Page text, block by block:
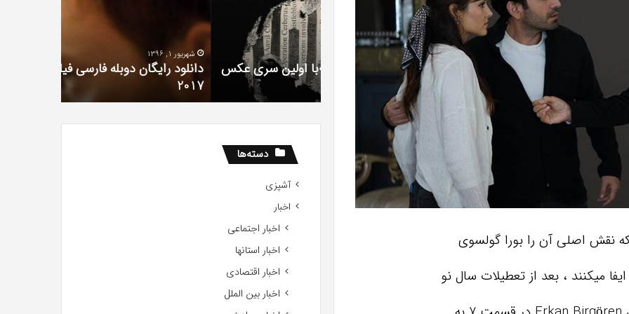
اولین
رسید
شهریور 23, 1396
The Punisher «تنبیه کننده »با اولین سری عکس
های جدید از راه رسید
فیلم
با
استعداد
Gifted
2017
شهریور 1, 1396
دانلود رایگان دوبله فارسی فیلم با استعداد Gifted
2017
من
دسته‌ها
آشپزی
اخبار
اخبار اجتماعی
اخبار استانها
اخبار اقتصادی
اخبار بین الملل